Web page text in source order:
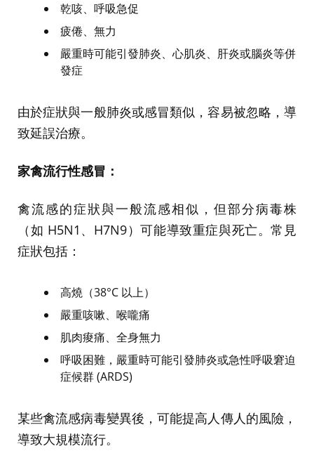
乾咳、呼吸急促
疲倦、無力
嚴重時可能引發肺炎、心肌炎、肝炎或腦炎等併
發症
由於症狀與一般肺炎或感冒類似，容易被忽略，導
致延誤治療。
家禽流行性感冒：
禽流感的症狀與一般流感相似，但部分病毒株
（如 H5N1、H7N9）可能導致重症與死亡。常見
症狀包括：
高燒（38°C 以上）
嚴重咳嗽、喉嚨痛
肌肉痠痛、全身無力
呼吸困難，嚴重時可能引發肺炎或急性呼吸窘迫
症候群 (ARDS)
某些禽流感病毒變異後，可能提高人傳人的風險，
導致大規模流行。